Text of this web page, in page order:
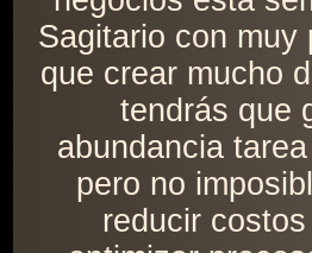
Sagitario con muy
que crear mucho
tendrás que
abundancia
pero no
reducir